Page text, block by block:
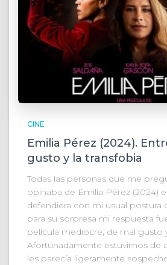
CINE
Emilia Pérez (2024).
gusto y la transfobia
Todas las personas que me
opinaba de Emilia Pérez (2024)
defendiera con mi usual postura
para su sorpresa mi respuesta
película mediocre, de mal gusto
Afortunadamente estuvimos de
les parecía ligeramente